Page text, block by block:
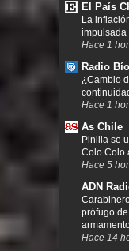
El País
La
impulsada
Hace 1
Radio
¿Cambio
Hace 1
As Chile
Pinilla se
Colo Colo
Hace 5
ADN
prófugo
Hace 14